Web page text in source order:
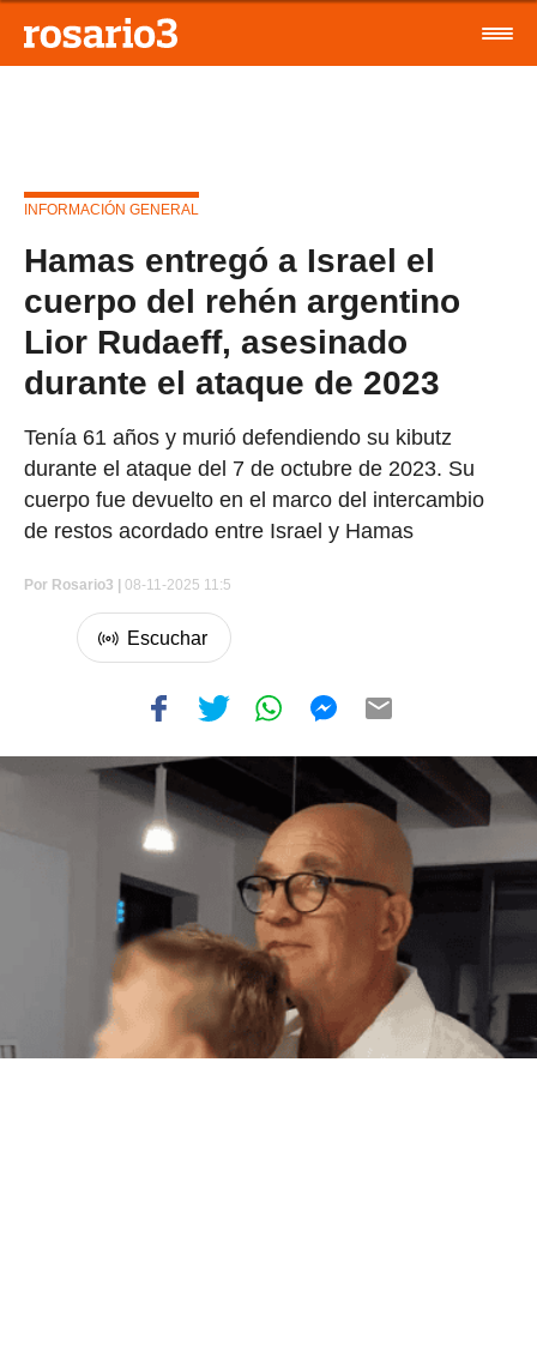
INFORMACIÓN GENERAL
Hamas entregó a Israel el
cuerpo del rehén argentino
Lior Rudaeff, asesinado
durante el ataque de 2023
Tenía 61 años y murió defendiendo su kibutz
durante el ataque del 7 de octubre de 2023. Su
cuerpo fue devuelto en el marco del intercambio
de restos acordado entre Israel y Hamas
Por Rosario3 | 08-11-2025 11:5